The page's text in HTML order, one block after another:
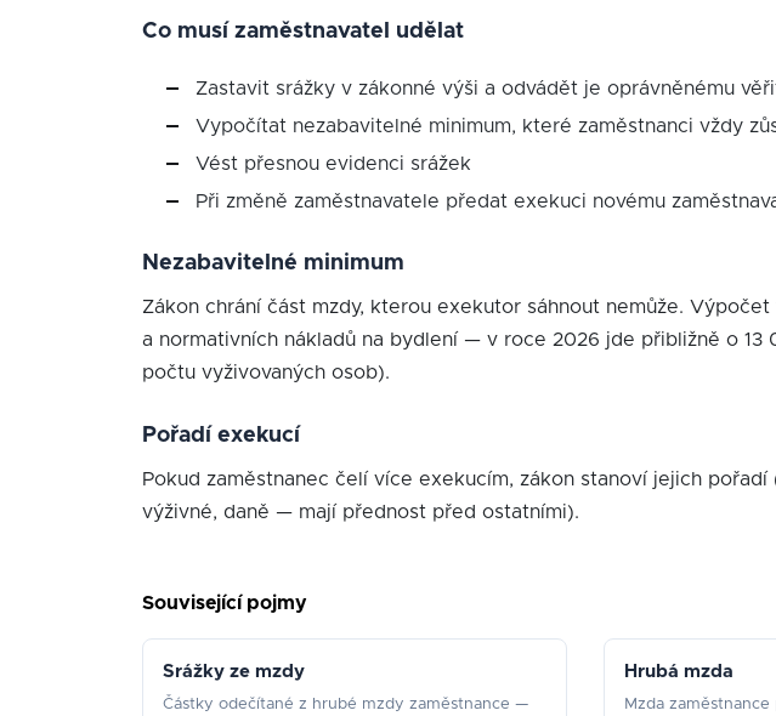
Co musí zaměstnavatel udělat
Zastavit srážky v zákonné výši a odvádět je oprávněnému
Vypočítat nezabavitelné minimum, které zaměstnanci vždy
Vést přesnou evidenci srážek
Při změně zaměstnavatele předat exekuci novému
Nezabavitelné minimum
Zákon chrání část mzdy, kterou exekutor sáhnout nemůže.
a normativních nákladů na bydlení — v roce 2026 jde přibližně o 13
počtu vyživovaných osob).
Pořadí exekucí
Pokud zaměstnanec čelí více exekucím, zákon stanoví jejich
výživné, daně — mají přednost před ostatními).
Související pojmy
Srážky ze mzdy
Částky odečítané z hrubé mzdy zaměstnance —
Hrubá mzda
Mzda